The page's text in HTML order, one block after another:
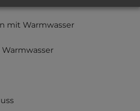
mit Warmwasser